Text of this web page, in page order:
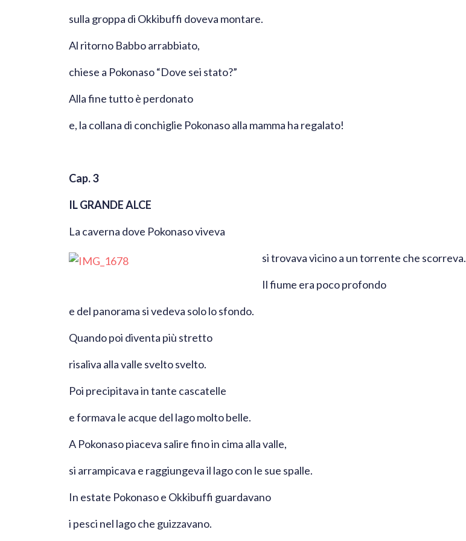
sulla groppa di Okkibuffi doveva montare.
Al ritorno Babbo arrabbiato,
chiese a Pokonaso “Dove sei stato?”
Alla fine tutto è perdonato
e, la collana di conchiglie Pokonaso alla mamma ha regalato!
Cap. 3
IL GRANDE ALCE
La caverna dove Pokonaso viveva
si trovava vicino a un torrente che scorreva.
Il fiume era poco profondo
e del panorama si vedeva solo lo sfondo.
Quando poi diventa più stretto
risaliva alla valle svelto svelto.
Poi precipitava in tante cascatelle
e formava le acque del lago molto belle.
A Pokonaso piaceva salire fino in cima alla valle,
si arrampicava e raggiungeva il lago con le sue spalle.
In estate Pokonaso e Okkibuffi guardavano
i pesci nel lago che guizzavano.